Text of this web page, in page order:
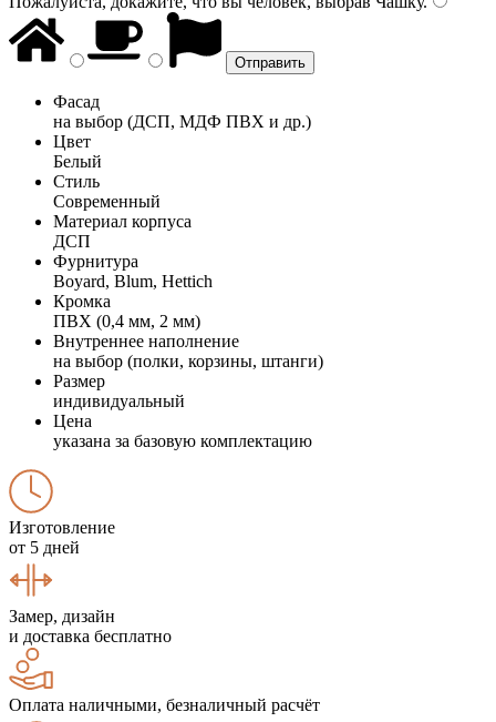
Фасад
на выбор (ДСП, МДФ ПВХ и др.)
Цвет
Белый
Стиль
Современный
Материал корпуса
ДСП
Фурнитура
Boyard, Blum, Hettich
Кромка
ПВХ (0,4 мм, 2 мм)
Внутреннее наполнение
на выбор (полки, корзины, штанги)
Размер
индивидуальный
Цена
указана за базовую комплектацию
Изготовление
от 5 дней
Замер, дизайн
и доставка бесплатно
Оплата наличными, безналичный расчёт